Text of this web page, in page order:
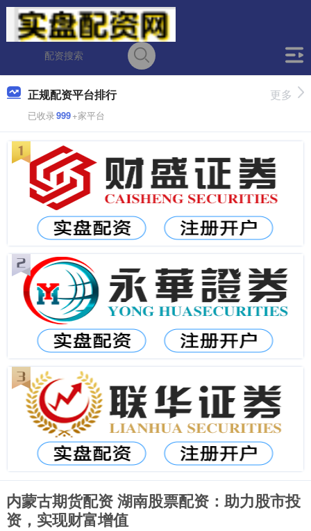
正规配资平台排行
已收录999+家平台
更多
内蒙古期货配资 湖南股票配资：助力股市投
资，实现财富增值